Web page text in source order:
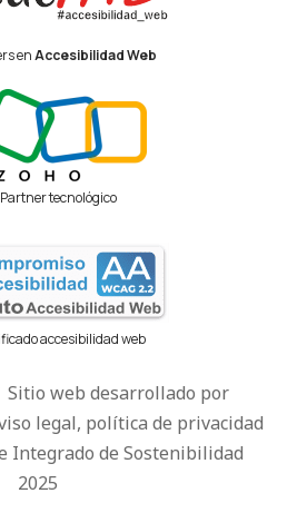
enAccesibilidad Web
Partner tecnológico
accesibilidad web
web desarrollado por
legal, política de privacidad
Integrado de Sostenibilidad
2025